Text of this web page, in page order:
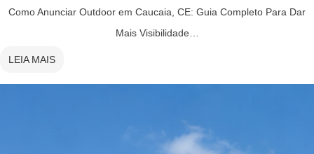
Como Anunciar Outdoor em Caucaia, CE: Guia Completo Para Dar
Mais Visibilidade…
LEIA MAIS